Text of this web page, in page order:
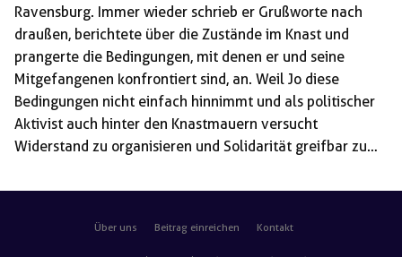
Ravensburg. Immer wieder schrieb er Grußworte nach
draußen, berichtete über die Zustände im Knast und
prangerte die Bedingungen, mit denen er und seine
Mitgefangenen konfrontiert sind, an. Weil Jo diese
Bedingungen nicht einfach hinnimmt und als politischer
Aktivist auch hinter den Knastmauern versucht
Widerstand zu organisieren und Solidarität greifbar zu
verlegt werden. Begründet wird das offiziell damit, er
dadurch kippe u.a die Stimmung in der JVA Ravensburg.
Über uns Beitrag einreichen Kontakt